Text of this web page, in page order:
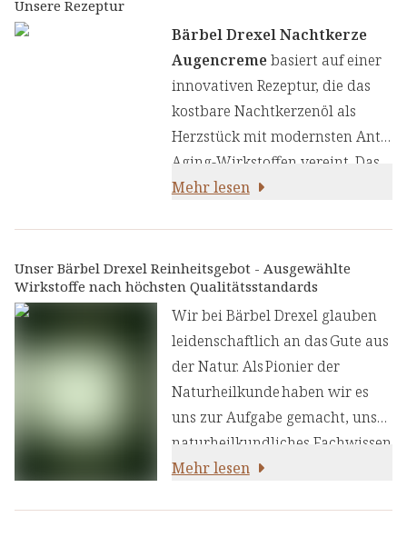
unserer Rezeptur bildet das
kostbare Nachtkerzenöl mit
seinem hohen Gehalt an
Gamma-Linolensäure, das
durch wissenschaftlich
fundierte Wirkstoffe ergänzt
wird, die synergetisch für eine
Augenpartie wirken:
Unsere Rezeptur
Bärbel Drexel Nachtkerze
Augencremebasiert auf einer
innovativen Rezeptur, die das
kostbare Nachtkerzenöl als
Herzstück mit modernsten Anti-
Aging-Wirkstoffen vereint. Das
Nachtkerzenöl mit seinem
systematisch klinisch getestet
und kann nachweislich in die
Lipidstruktur der Haut
eingebaut werden.
Mehr lesen
Unser Bärbel Drexel Reinheitsgebot - Ausgewählte
Wirkstoffe nach höchsten Qualitätsstandards
Wir bei Bärbel Drexel glauben
leidenschaftlich an das Gute aus
der Natur. Als Pionier der
Naturheilkunde haben wir es
uns zur Aufgabe gemacht, unser
naturheilkundliches Fachwissen
und unsere Erfahrung mit den
Mehr lesen